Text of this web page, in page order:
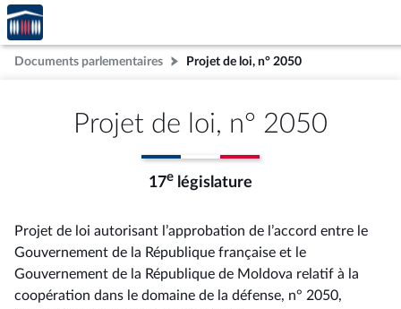
Aller au contenu
Aller en bas de la page
Accèder
à la
page
d'accueil
Documents parlementaires Projet de loi, n° 2050
Projet de loi, n° 2050
17e législature
Projet de loi autorisant l’approbation de l’accord entre le
Gouvernement de la République française et le
Gouvernement de la République de Moldova relatif à la
coopération dans le domaine de la défense, n° 2050,